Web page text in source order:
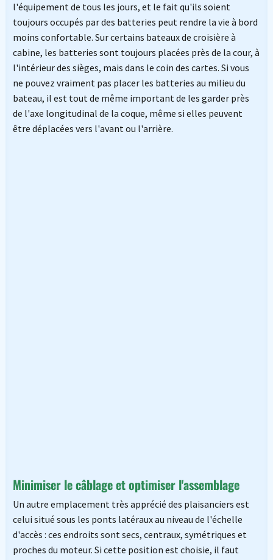
l'équipement de tous les jours, et le fait qu'ils soient
toujours occupés par des batteries peut rendre la vie à bord
moins confortable. Sur certains bateaux de croisière à
cabine, les batteries sont toujours placées près de la cour, à
l'intérieur des sièges, mais dans le coin des cartes. Si vous
ne pouvez vraiment pas placer les batteries au milieu du
bateau, il est tout de même important de les garder près
de l'axe longitudinal de la coque, même si elles peuvent
être déplacées vers l'avant ou l'arrière.
Minimiser le câblage et optimiser l'assemblage
Un autre emplacement très apprécié des plaisanciers est
celui situé sous les ponts latéraux au niveau de l'échelle
d'accès : ces endroits sont secs, centraux, symétriques et
proches du moteur. Si cette position est choisie, il faut